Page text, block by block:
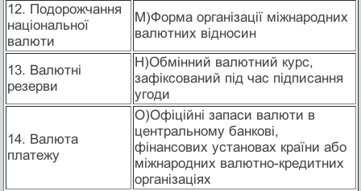
12. Подорожчання
національної
валюти
М)Форма організації міжнародних
валютних відносин
13. Валютні
резерви
Н)Обмінний валютний курс,
зафіксований під час підписання
угоди
14. Валюта
платежу
О)Офіційні запаси валюти в
центральному банкові,
фінансових установах країни або
міжнародних валютно-кредитних
організаціях